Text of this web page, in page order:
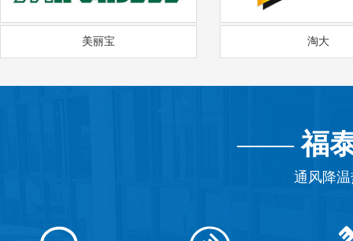
美丽宝 淘大
——福
通风降